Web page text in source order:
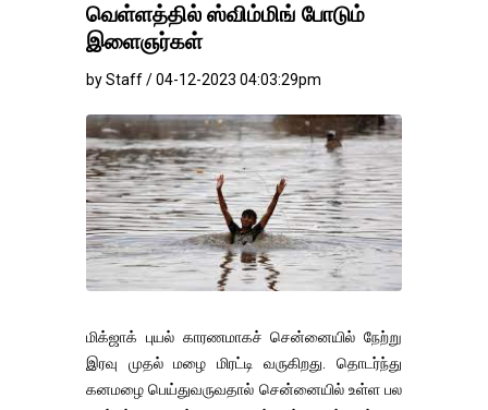
வெள்ளத்தில் ஸ்விம்மிங் போடும்
இளைஞர்கள்
by Staff / 04-12-2023 04:03:29pm
மிக்ஜாக் புயல் காரணமாகச் சென்னையில் நேற்று
இரவு முதல் மழை மிரட்டி வருகிறது. தொடர்ந்து
கனமழை பெய்துவருவதால் சென்னையில் உள்ள பல